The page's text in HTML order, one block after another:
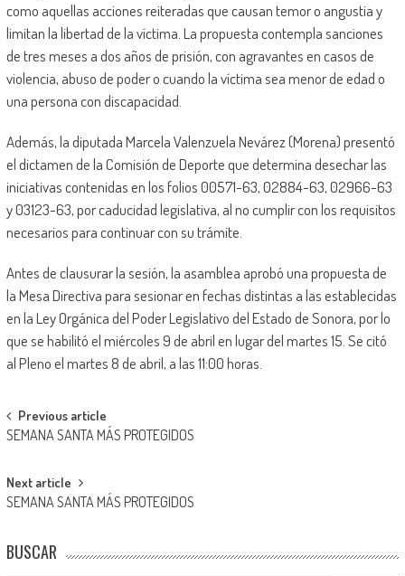
como aquellas acciones reiteradas que causan temor o angustia y
limitan la libertad de la víctima. La propuesta contempla sanciones
de tres meses a dos años de prisión, con agravantes en casos de
violencia, abuso de poder o cuando la víctima sea menor de edad o
una persona con discapacidad.
Además, la diputada Marcela Valenzuela Nevárez (Morena) presentó
el dictamen de la Comisión de Deporte que determina desechar las
iniciativas contenidas en los folios 00571-63, 02884-63, 02966-63
y 03123-63, por caducidad legislativa, al no cumplir con los requisitos
necesarios para continuar con su trámite.
Antes de clausurar la sesión, la asamblea aprobó una propuesta de
la Mesa Directiva para sesionar en fechas distintas a las establecidas
en la Ley Orgánica del Poder Legislativo del Estado de Sonora, por lo
que se habilitó el miércoles 9 de abril en lugar del martes 15. Se citó
al Pleno el martes 8 de abril, a las 11:00 horas.
Post
navigation
Previous article
SEMANA SANTA MÁS PROTEGIDOS
Next article
SEMANA SANTA MÁS PROTEGIDOS
BUSCAR